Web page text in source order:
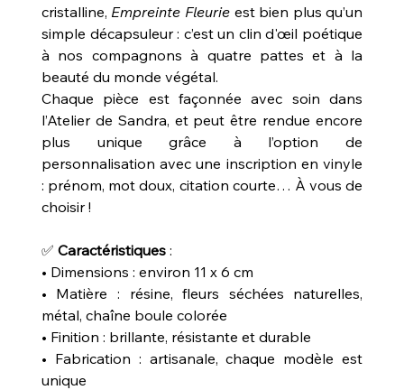
cristalline, Empreinte Fleurie est bien plus qu’un
simple décapsuleur : c’est un clin d'œil poétique
à nos compagnons à quatre pattes et à la
beauté du monde végétal.
Chaque pièce est façonnée avec soin dans
l’Atelier de Sandra, et peut être rendue encore
plus unique grâce à l’option de
personnalisation avec une inscription en vinyle
: prénom, mot doux, citation courte… À vous de
choisir !
✅ Caractéristiques:
• Dimensions : environ 11 x 6 cm
• Matière : résine, fleurs séchées naturelles,
métal, chaîne boule colorée
• Finition : brillante, résistante et durable
• Fabrication : artisanale, chaque modèle est
unique